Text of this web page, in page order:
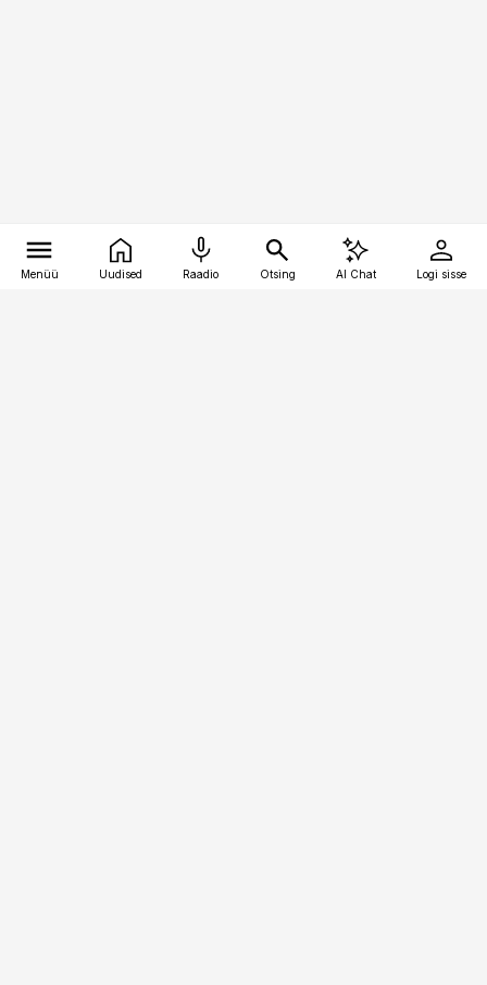
Menüü Uudised Raadio Otsing AI Chat Logi sisse